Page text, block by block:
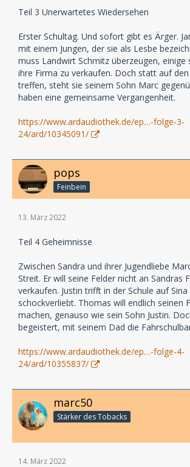
Teil 3 Unerwartetes Wiedersehen
Erster Schultag. Und sofort gibt es Ärger.
mit einem Jungen, der sie als Lesbe
muss Landwirt Schmitz überzeugen, einige
ihre Firma zu verkaufen. Doch statt auf
treffen, steht sie seinem Sohn Marc
haben eine gemeinsame Vergangenheit.
https://www.ardaudiothek.de/ep…-folge-3-
24/ard/10345091/
pops
Feinbein
13. März 2022
Teil 4 Geheimnisse
Zwischen Sandra und ihrer Jugendliebe
Streit. Er will seine Felder nicht an Sandras
verkaufen. Justin trifft in der Schule auf
schockverliebt. Thomas will endlich seinen
machen, genauso wie sein Sohn Justin.
begeistert, mit seinem Dad die
https://www.ardaudiothek.de/ep…-folge-4-
24/ard/10355837/
marc50
Stärker des Tobacks
14. März 2022